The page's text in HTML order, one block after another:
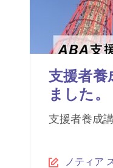
支援者養
ました。
支援者養成
ノティア